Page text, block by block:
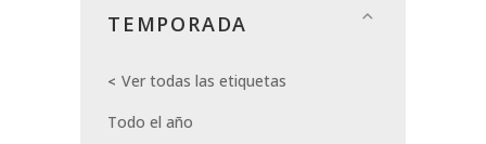
TEMPORADA
Ver todas las etiquetas
Todo el año